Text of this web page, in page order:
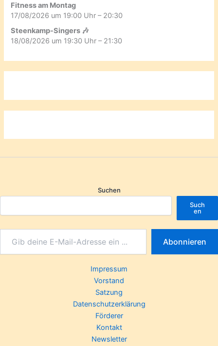
Fitness am Montag
17/08/2026 um 19:00 Uhr – 20:30
Steenkamp-Singers 🎶
18/08/2026 um 19:30 Uhr – 21:30
Suchen
Such
en
Abonnieren
Impressum
Vorstand
Satzung
Datenschutzerklärung
Förderer
Kontakt
Newsletter